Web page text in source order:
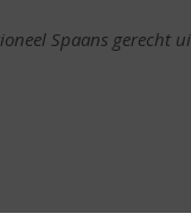
Spaans gerecht